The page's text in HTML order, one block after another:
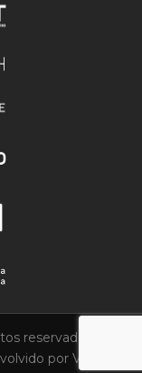
reservados.
por Vortica